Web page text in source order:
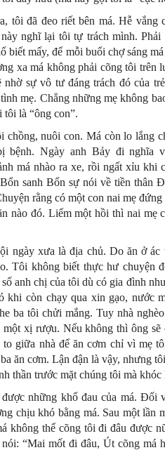
tôi đã đeo riết bên má. Hễ vắng
nghĩ lại tôi tự trách mình.
biết mấy, để mỗi buổi chợ sáng
xa má không phải cõng tôi trên
sự vô tư đáng trách đó của
mẹ. Chẳng những mẹ không
tôi là “ông con”.
chồng, nuôi con. Má còn lo lắng
bệnh. Ngày anh Bảy đi nghĩa
má nhào ra xe, rồi ngất xỉu khi
sanh Bổn sự nói về tiền thân
rằng có một con nai mẹ
nào đó. Liếm một hồi thì nai mẹ
ngày xưa là địa chủ. Do ăn ở ác
Tôi không biết thực hư chuyện
anh chị của tôi dù có gia đình
khi còn chạy qua xin gạo, nước
ba tôi chửi mắng. Tuy nhà
xị rượu. Nếu không thì ông sẽ
giữa nhà để ăn cơm chỉ vì mẹ
ăn cơm. Lận đận là vậy, nhưng
thần trước mặt chúng tôi mà
những khổ đau của má. Đối
chịu khó bằng má. Sau một lần
không thể cõng tôi đi đâu được
“Mai mốt đi đâu, Út cõng má